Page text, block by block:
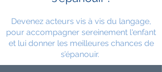
Devenez acteurs vis à vis du langage,
pour accompagner sereinement l'enfant
et lui donner les meilleures chances de
s’épanouir.